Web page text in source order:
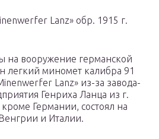
Lanz» обр. 1915 г.
на вооружение германской
легкий миномет калибра 91
Lanz» из-за завода-
Генриха Ланца из г.
Германии, состоял на
и Италии.